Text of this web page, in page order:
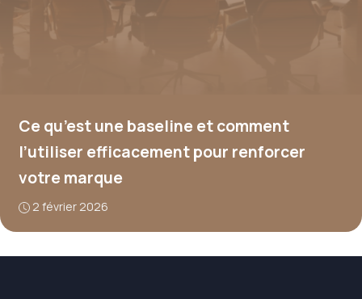
Ce qu’est une baseline et comment
l’utiliser efficacement pour renforcer
votre marque
2 février 2026